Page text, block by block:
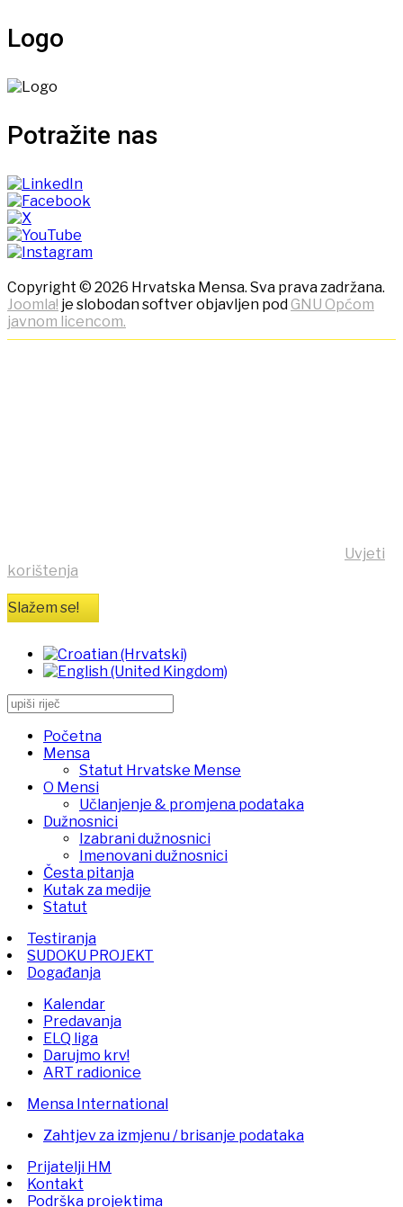
Logo
Potražite nas
Copyright © 2026 Hrvatska Mensa. Sva prava zadržana.
Joomla! je slobodan softver objavljen pod GNU Općom
javnom licencom.
Uvjeti
korištenja
Slažem se!
Početna
Mensa
Statut Hrvatske Mense
O Mensi
Učlanjenje & promjena podataka
Dužnosnici
Izabrani dužnosnici
Imenovani dužnosnici
Česta pitanja
Kutak za medije
Statut
Testiranja
SUDOKU PROJEKT
Događanja
Kalendar
Predavanja
ELQ liga
Darujmo krv!
ART radionice
Mensa International
Zahtjev za izmjenu / brisanje podataka
Prijatelji HM
Kontakt
Podrška projektima